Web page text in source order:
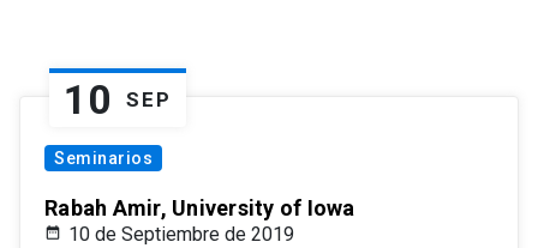
10 SEP
Seminarios
Rabah Amir, University of Iowa
10 de Septiembre de 2019